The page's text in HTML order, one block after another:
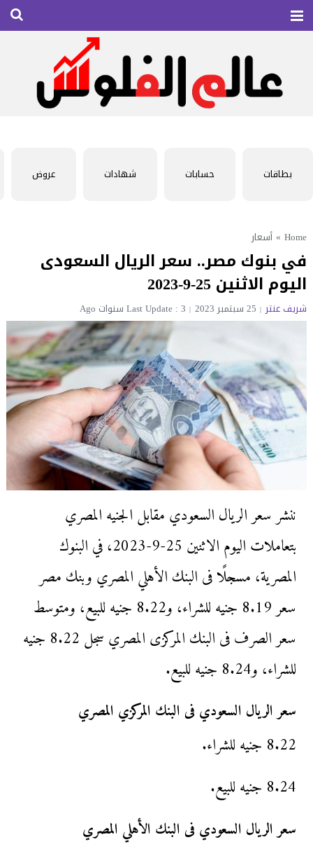
بطاقات حسابات شهادات عروض
Home
» أسعار
في بنوك مصر.. سعر الريال السعودى
اليوم الاثنين 25-9-2023
شريف عنتر 25 سبتمبر 2023 Last Update : 3 سنوات Ago
ننشر سعر الريال السعودي مقابل الجنيه المصري
بتعاملات اليوم الاثنين 25-9-2023، في البنوك
المصرية، مسجلًا فى البنك الأهلي المصري وبنك مصر
سعر 8.19 جنيه للشراء، و8.22 جنيه للبيع، ومتوسط
سعر الصرف فى البنك المركزى المصري سجل 8.22 جنيه
للشراء، و8.24 جنيه للبيع.
سعر الريال السعودي فى البنك المركزي المصري
8.22 جنيه للشراء.
8.24 جنيه للبيع.
سعر الريال السعودي فى البنك الأهلي المصري